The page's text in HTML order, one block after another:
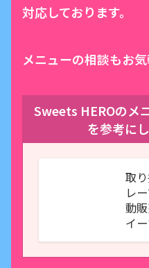
対応しております。
メニューの相談もお
Sweets HEROのメ
を参考に
取
レ
動
イ